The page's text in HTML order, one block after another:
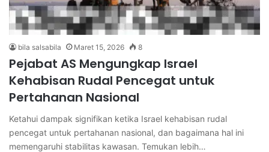
bila salsabila Maret 15, 2026 8
Pejabat AS Mengungkap Israel
Kehabisan Rudal Pencegat untuk
Pertahanan Nasional
Ketahui dampak signifikan ketika Israel kehabisan rudal
pencegat untuk pertahanan nasional, dan bagaimana hal ini
memengaruhi stabilitas kawasan. Temukan lebih…